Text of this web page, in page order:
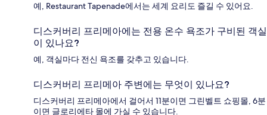
예, Restaurant Tapenade에서는 세계 요리도 즐길 수 있어요.
디스커버리 프리메아에는 전용 온수 욕조가 구비된 객실
이 있나요?
예, 객실마다 전신 욕조를 갖추고 있습니다.
디스커버리 프리메아 주변에는 무엇이 있나요?
디스커버리 프리메아에서 걸어서 11분이면 그린벨트 쇼핑몰, 6분
이면 글로리에타 몰에 가실 수 있습니다.